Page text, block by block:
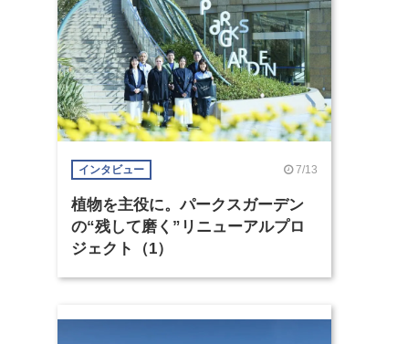
インタビュー 7/13
植物を主役に。パークスガーデン
の“残して磨く”リニューアルプロ
ジェクト（1）